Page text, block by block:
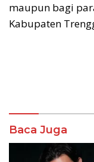
maupun bagi
Kabupaten
Baca Juga